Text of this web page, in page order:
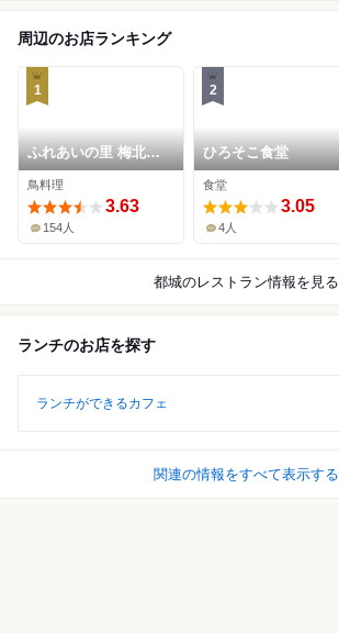
周辺のお店ランキング
1
ふれあいの里 梅北本
店
鳥料理
3.63
154人
2
ひろそこ食堂
食堂
3.05
4人
都城のレストラン情報を見る
ランチのお店を探す
ランチができるカフェ
関連の情報をすべて表示する